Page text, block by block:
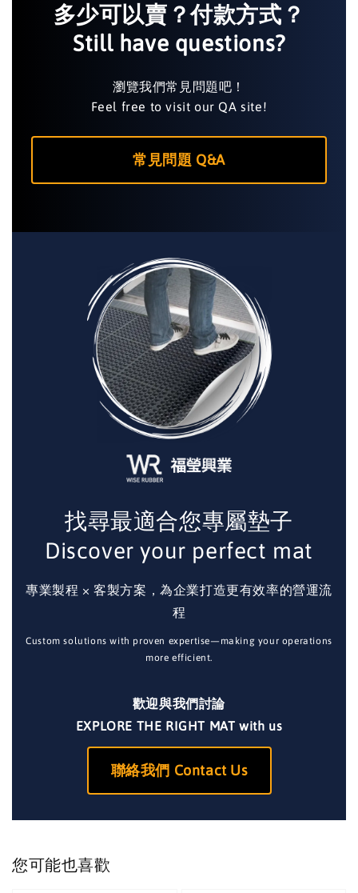
多少可以賣？付款方式？
Still have questions?
瀏覽我們常見問題吧！
Feel free to visit our QA site!
常見問題 Q&A
找尋最適合您專屬墊子
Discover your perfect mat
專業製程 × 客製方案，為企業打造更有效率的營運流
程
Custom solutions with proven expertise—making your operations
more efficient.
歡迎與我們討論
EXPLORE THE RIGHT MAT with us
聯絡我們 Contact Us
您可能也喜歡